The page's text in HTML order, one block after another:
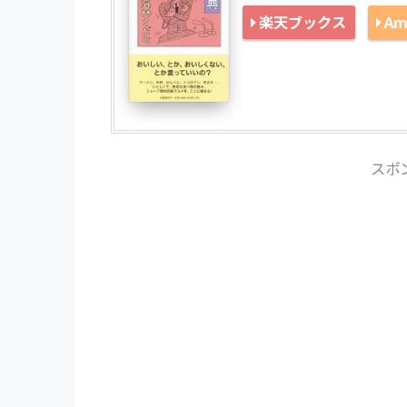
楽天ブックス
スポ